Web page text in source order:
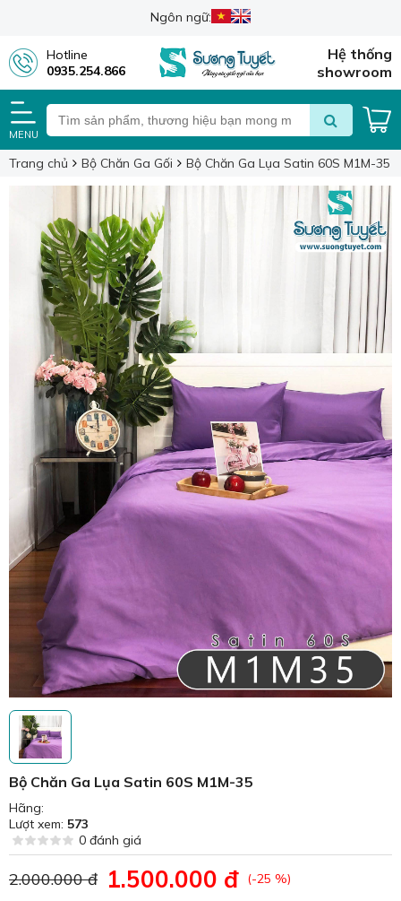
Ngôn ngữ:
Hotline
0935.254.866
Hệ thống
showroom
MENU
Trang chủ Bộ Chăn Ga Gối Bộ Chăn Ga Lụa Satin 60S M1M-35
Bộ Chăn Ga Lụa Satin 60S M1M-35
Hãng:
Lượt xem: 573
0 đánh giá
2.000.000 đ 1.500.000 đ
(-25 %)